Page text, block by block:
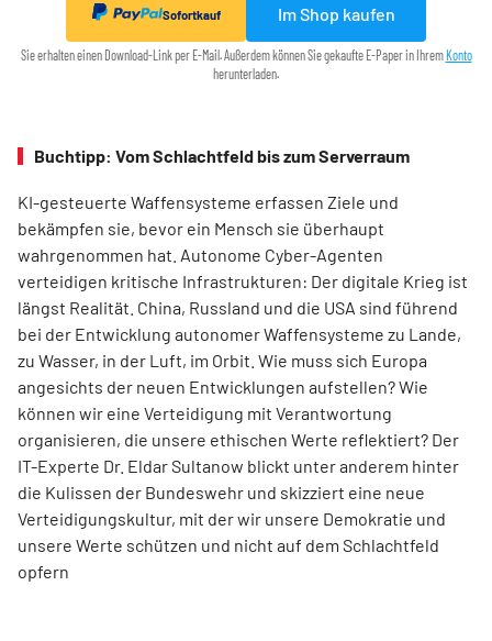
Sofortkauf Im Shop kaufen
Sie erhalten einen Download-Link per E-Mail. Außerdem können Sie gekaufte E-Paper in Ihrem Konto
herunterladen.
Buchtipp: Vom Schlachtfeld bis zum Serverraum
KI-gesteuerte Waffensysteme erfassen Ziele und
bekämpfen sie, bevor ein Mensch sie überhaupt
wahrgenommen hat. Autonome Cyber-Agenten
verteidigen kritische Infrastrukturen: Der digitale Krieg ist
längst Realität. China, Russland und die USA sind führend
bei der Entwicklung autonomer Waffensysteme zu Lande,
zu Wasser, in der Luft, im Orbit. Wie muss sich Europa
angesichts der neuen Entwicklungen aufstellen? Wie
können wir eine Verteidigung mit Verantwortung
organisieren, die unsere ethischen Werte reflektiert? Der
IT-Experte Dr. Eldar Sultanow blickt unter anderem hinter
die Kulissen der Bundeswehr und skizziert eine neue
Verteidigungskultur, mit der wir unsere Demokratie und
unsere Werte schützen und nicht auf dem Schlachtfeld
opfern